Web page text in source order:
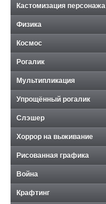
Кастомизация персонажа
Физика
Космос
Рогалик
Мультипликация
Упрощённый рогалик
Слэшер
Хоррор на выживание
Рисованная графика
Война
Крафтинг